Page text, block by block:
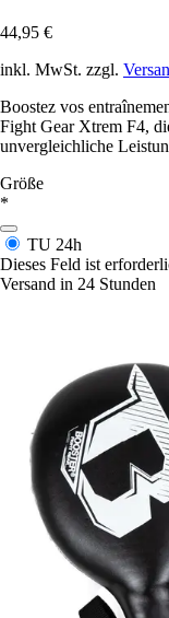
44,95 €
inkl. MwSt. zzgl.
Boostez vos
Fight Gear Xtrem F4,
unvergleichliche
Größe
*
TU 24h
Dieses Feld ist
Versand in 24 Stunden